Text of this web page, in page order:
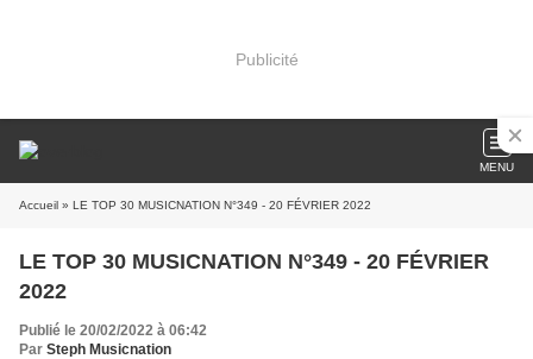
Publicité
MENU
Accueil » LE TOP 30 MUSICNATION N°349 - 20 FÉVRIER 2022
LE TOP 30 MUSICNATION N°349 - 20 FÉVRIER
2022
Publié le 20/02/2022 à 06:42
Par Steph Musicnation